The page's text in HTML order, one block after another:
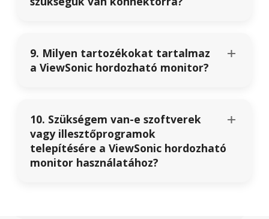
9. Milyen tartozékokat tartalmaz
a ViewSonic hordozható monitor?
10. Szükségem van-e szoftverek
vagy illesztőprogramok
telepítésére a ViewSonic hordozható
monitor használatához?